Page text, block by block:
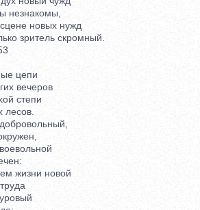
новых нужд
зритель скромный.
цепи
вечеров
степи
жизни новой